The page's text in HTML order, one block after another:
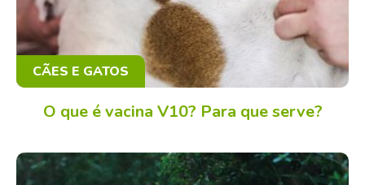
CÃES E GATOS
O que é vacina V10? Para que serve?